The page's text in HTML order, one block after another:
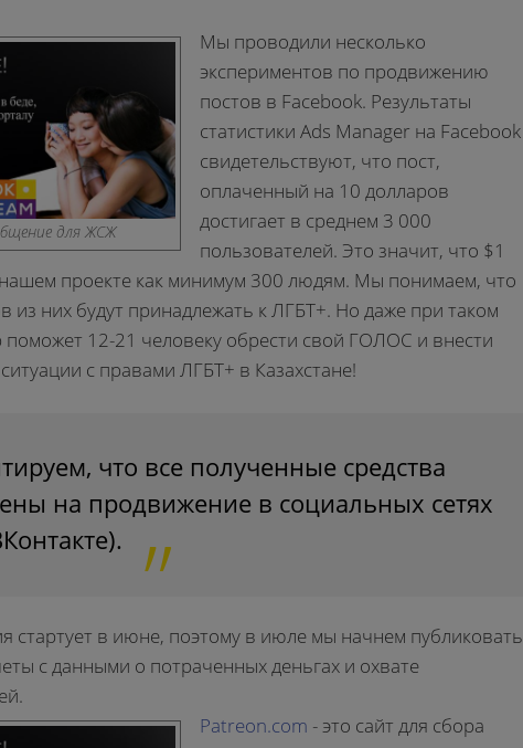
для ЖСЖ
Мы проводили несколько
экспериментов по продвижению
постов в Facebook. Результаты
статистики Ads Manager на Facebook
свидетельствуют, что пост,
оплаченный на 10 долларов
достигает в среднем 3 000
пользователей. Это значит, что $1
проекте как минимум 300 людям. Мы понимаем, что
из них будут принадлежать к ЛГБТ+. Но даже при таком
поможет 12-21 человеку обрести свой ГОЛОС и внести
с правами ЛГБТ+ в Казахстане!
что все полученные средства
на продвижение в социальных сетях
стартует в июне, поэтому в июле мы начнем публиковать
с данными о потраченных деньгах и охвате
Patreon.com - это сайт для сбора